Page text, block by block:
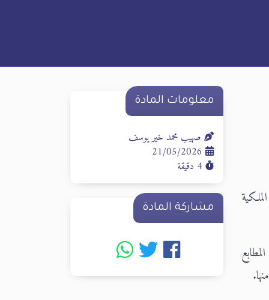
معلومات المادة
صهيب محمد خير يوسف
4 دقيقة
مشاركة المادة